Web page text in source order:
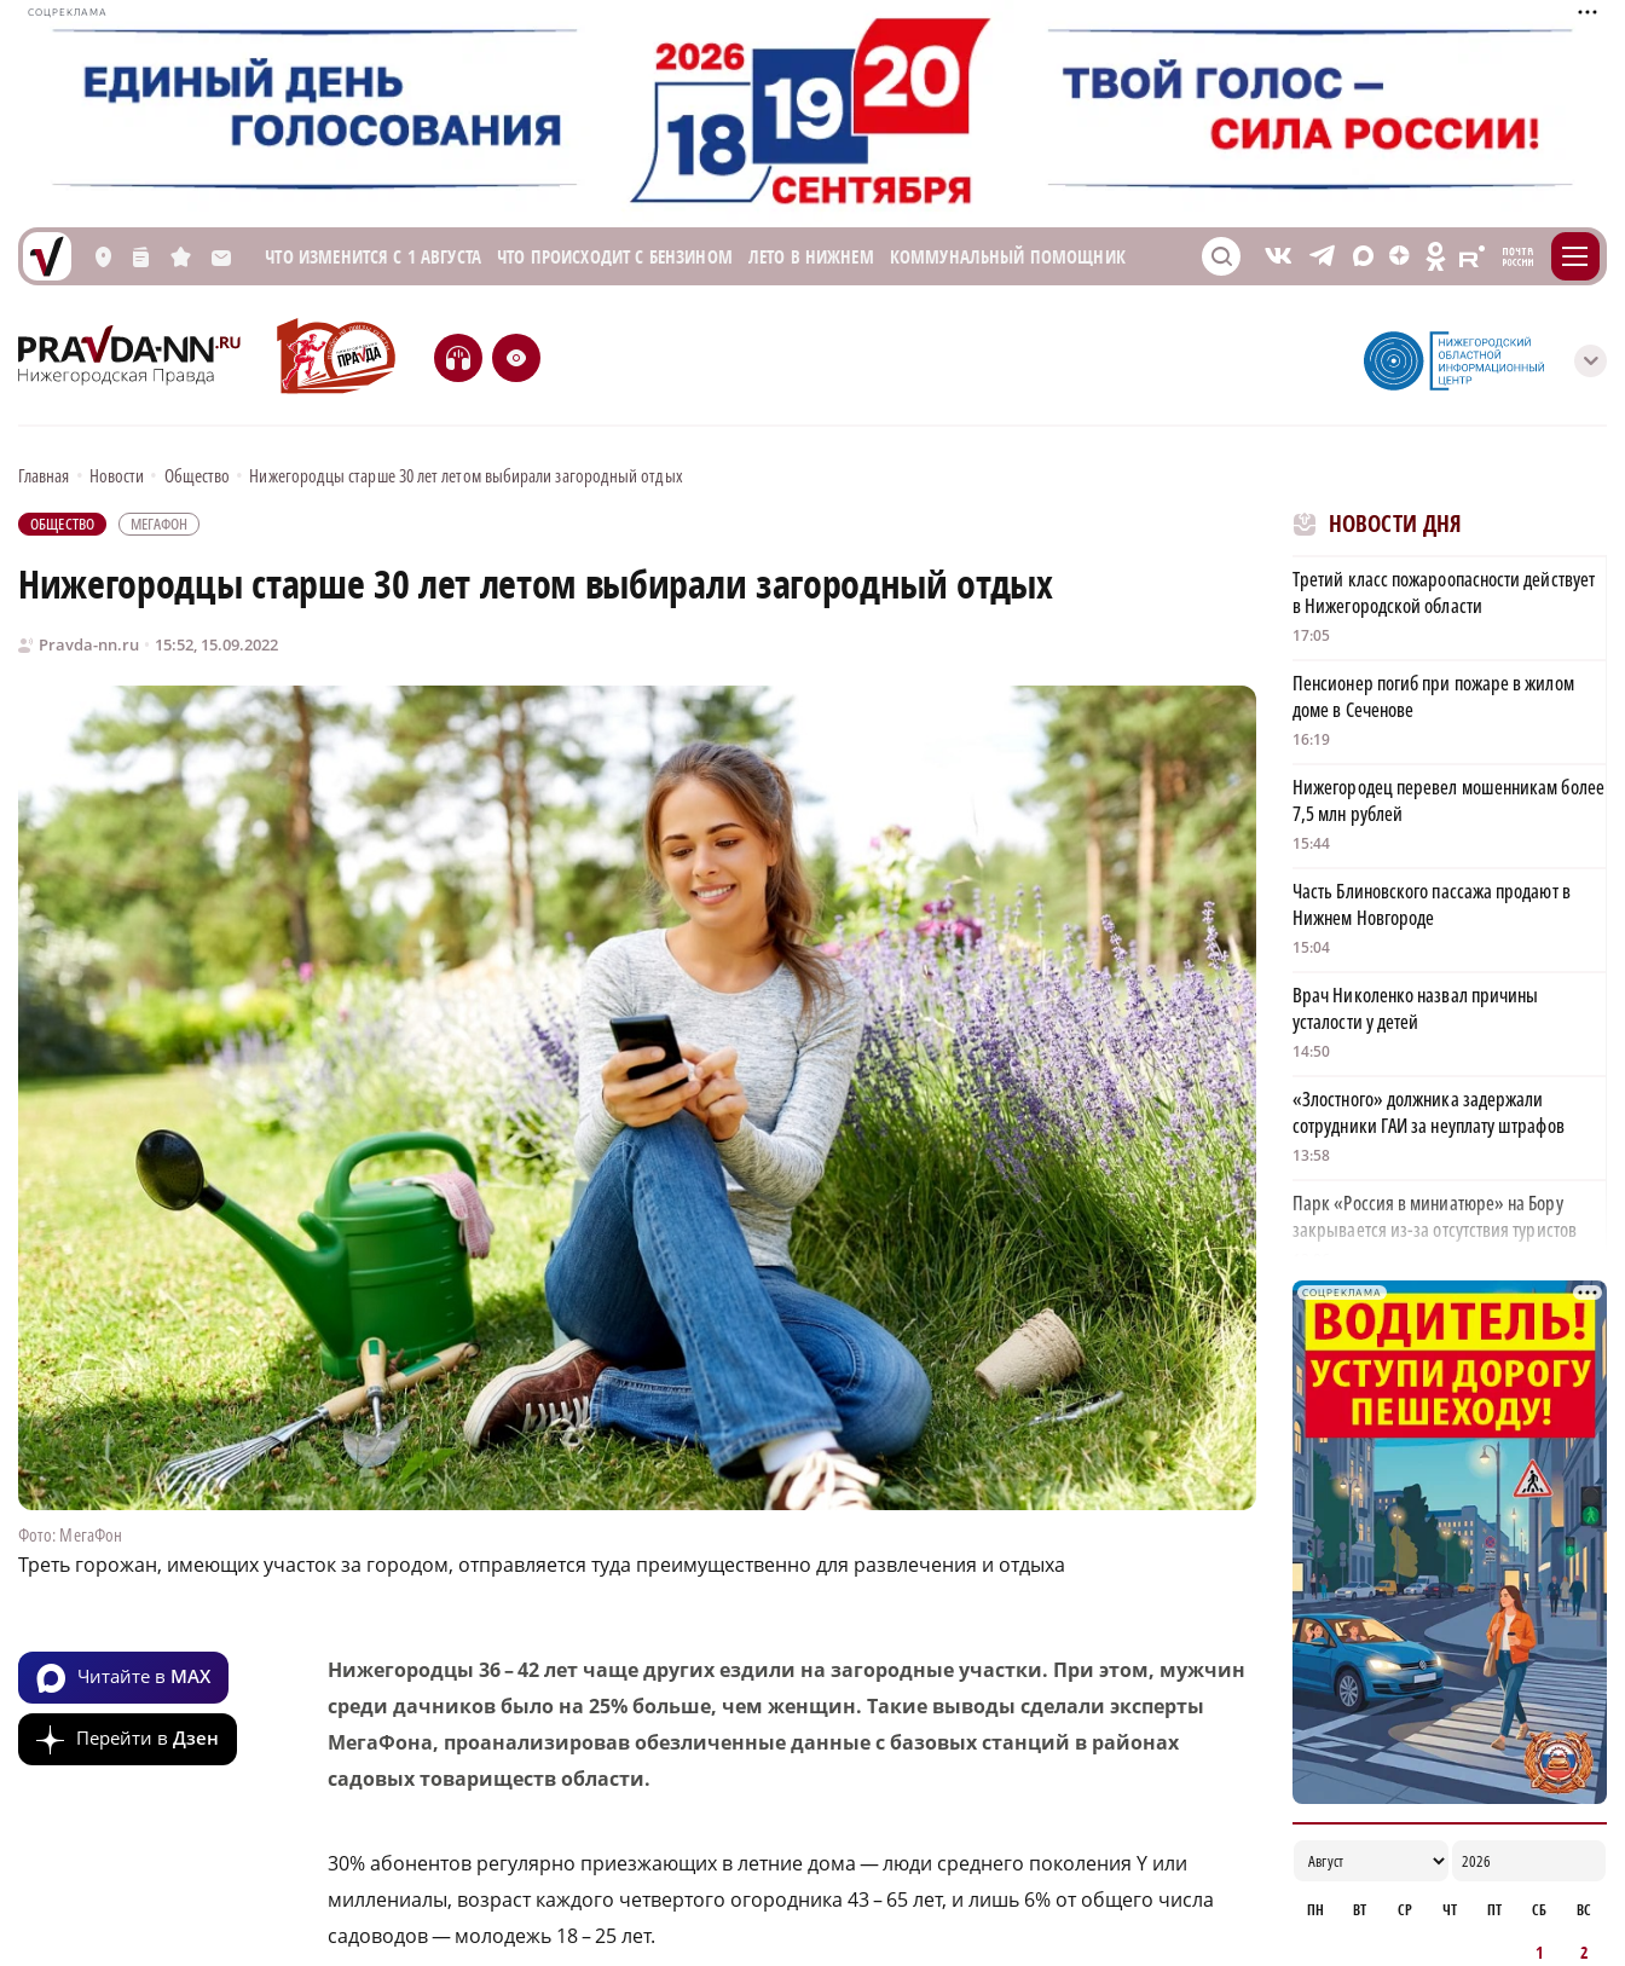
СОЦРЕКЛАМА
L n s M ЧТО ИЗМЕНИТСЯ С 1 АВГУСТА ЧТО ПРОИСХОДИТ С БЕНЗИНОМ ЛЕТО В НИЖНЕМ КОММУНАЛЬНЫЙ ПОМОЩНИК S V T X Z O E m
H e с
Главная • Новости • Общество • Нижегородцы старше 30 лет летом выбирали загородный отдых
ОБЩЕСТВО МЕГАФОН
Нижегородцы старше 30 лет летом выбирали загородный отдых
Pravda-nn.ru 15:52, 15.09.2022
Фото: МегаФон
Треть горожан, имеющих участок за городом, отправляется туда преимущественно для развлечения и отдыха
Читайте в MAX
Перейти в Дзен
Нижегородцы 36 – 42 лет чаще других ездили на загородные участки. При этом, мужчин
среди дачников было на 25% больше, чем женщин. Такие выводы сделали эксперты
МегаФона, проанализировав обезличенные данные с базовых станций в районах
садовых товариществ области.
30% абонентов регулярно приезжающих в летние дома — люди среднего поколения Y или
миллениалы, возраст каждого четвертого огородника 43 – 65 лет, и лишь 6% от общего числа
садоводов — молодежь 18 – 25 лет.
×
НОВОСТИ ДНЯ
Третий класс пожароопасности действует
в Нижегородской области
17:05
Пенсионер погиб при пожаре в жилом
доме в Сеченове
16:19
Нижегородец перевел мошенникам более
7,5 млн рублей
15:44
Часть Блиновского пассажа продают в
Нижнем Новгороде
15:04
Врач Николенко назвал причины
усталости у детей
14:50
«Злостного» должника задержали
сотрудники ГАИ за неуплату штрафов
13:58
Парк «Россия в миниатюре» на Бору
закрывается из-за отсутствия туристов
Найти своего человека: как помогают
питомцам в центре «Планета кошек»
13:00
У нижегородских абитуриентов стали
популярны инженерные направления
12:48
Как помощь людям стала главным делом
жизни для нижегородской студентки
12:47
СОЦРЕКЛАМА
ПН ВТ СР ЧТ ПТ СБ ВС
1
2